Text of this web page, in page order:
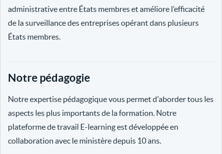
administrative entre États membres et améliore l’efficacité
de la surveillance des entreprises opérant dans plusieurs
États membres.
Notre pédagogie
Notre expertise pédagogique vous permet d'aborder tous les
aspects les plus importants de la formation. Notre
plateforme de travail E-learning est développée en
collaboration avec le ministère depuis 10 ans.